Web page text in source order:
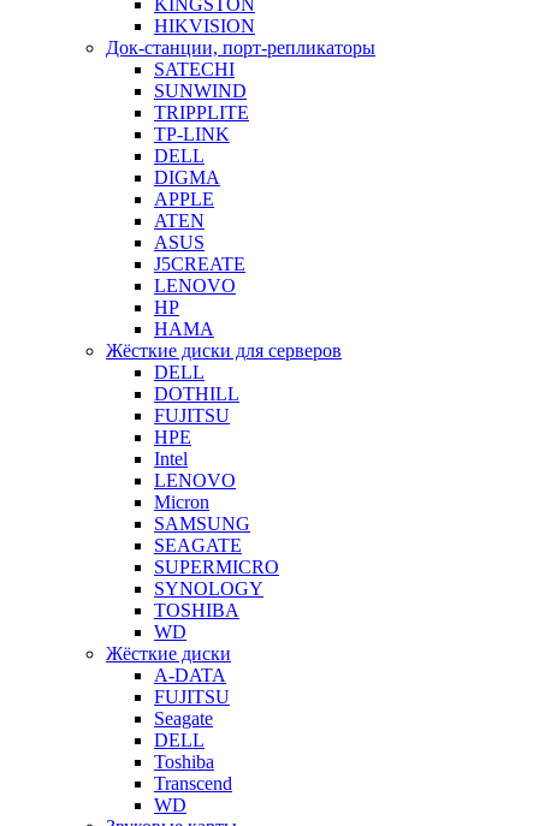
KINGSTON
HIKVISION
Док-станции, порт-репликаторы
SATECHI
SUNWIND
TRIPPLITE
TP-LINK
DELL
DIGMA
APPLE
ATEN
ASUS
J5CREATE
LENOVO
HP
HAMA
Жёсткие диски для серверов
DELL
DOTHILL
FUJITSU
HPE
Intel
LENOVO
Micron
SAMSUNG
SEAGATE
SUPERMICRO
SYNOLOGY
TOSHIBA
WD
Жёсткие диски
A-DATA
FUJITSU
Seagate
DELL
Toshiba
Transcend
WD